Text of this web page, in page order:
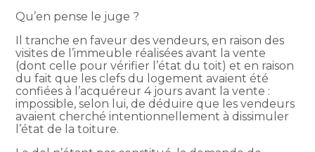
Qu’en pense le juge ?
Il tranche en faveur des vendeurs, en raison des
visites de l’immeuble réalisées avant la vente
(dont celle pour vérifier l’état du toit) et en raison
du fait que les clefs du logement avaient été
confiées à l’acquéreur 4 jours avant la vente :
impossible, selon lui, de déduire que les vendeurs
avaient cherché intentionnellement à dissimuler
l’état de la toiture.